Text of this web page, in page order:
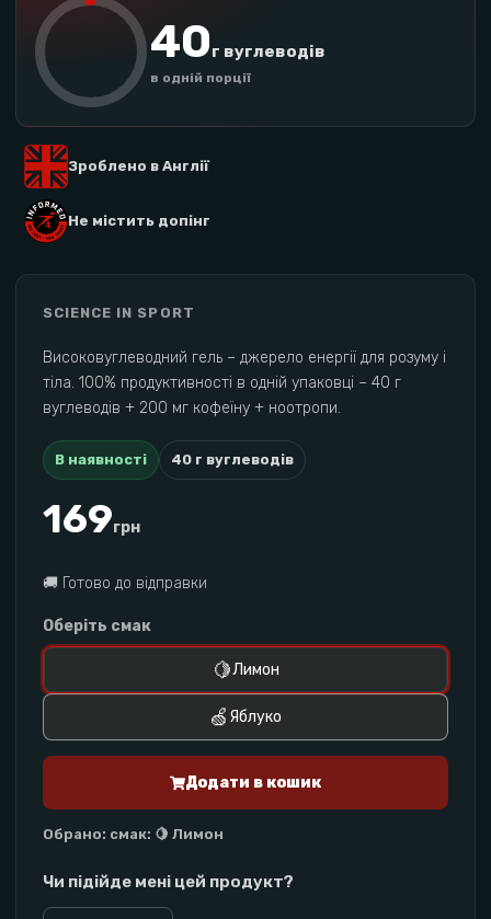
40г вуглеводів
в одній порції
Зроблено в Англії
Не містить допінг
SCIENCE IN SPORT
Високовуглеводний гель – джерело енергії для розуму і
тіла. 100% продуктивності в одній упаковці – 40 г
вуглеводів + 200 мг кофеїну + ноотропи.
В наявності 40 г вуглеводів
169грн
🚚 Готово до відправки
Оберіть смак
🍋Лимон
🍏 Яблуко
Додати в кошик
Обрано: смак: 🍋 Лимон
Чи підійде мені цей продукт?